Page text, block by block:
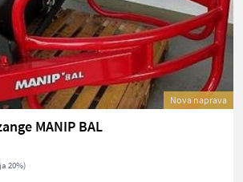
Nova naprava
MANIP BAL
20%)